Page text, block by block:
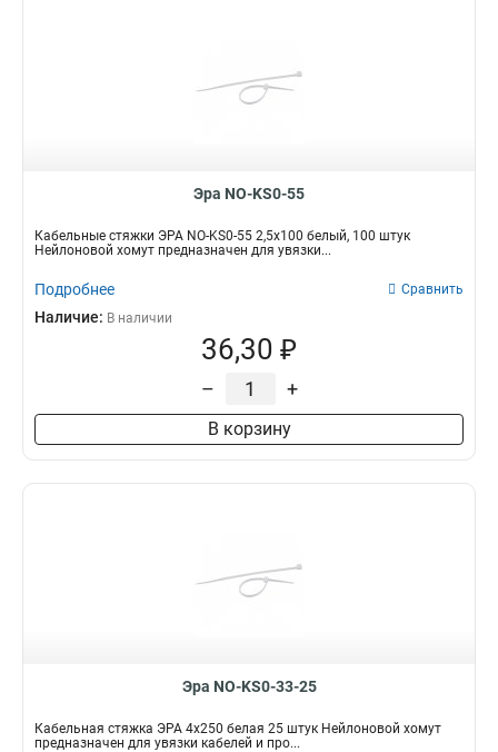
Эра NO-KS0-55
Кабельные стяжки ЭРА NO-KS0-55 2,5х100 белый, 100 штук
Нейлоновой хомут предназначен для увязки...
Подробнее Сравнить
Наличие: В наличии
36,30 ₽
– +
В корзину
Эра NO-KS0-33-25
Кабельная стяжка ЭРА 4x250 белая 25 штук Нейлоновой хомут
предназначен для увязки кабелей и про...